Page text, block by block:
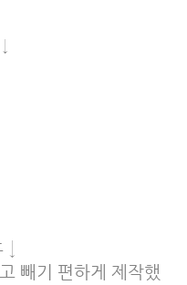
빼기 편하게 제작했